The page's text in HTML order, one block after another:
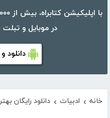
در موبایل و
دانلود
خانه › ادبیات › دانلود رایگان